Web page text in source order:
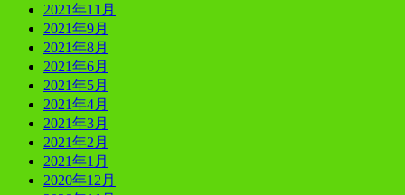
2021年11月
2021年9月
2021年8月
2021年6月
2021年5月
2021年4月
2021年3月
2021年2月
2021年1月
2020年12月